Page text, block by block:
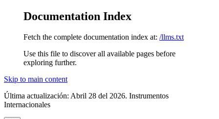
Documentation Index
Fetch the complete documentation index at: /llms.txt
Use this file to discover all available pages before
exploring further.
Skip to main content
Última actualización: Abril 28 del 2026. Instrumentos
Internacionales